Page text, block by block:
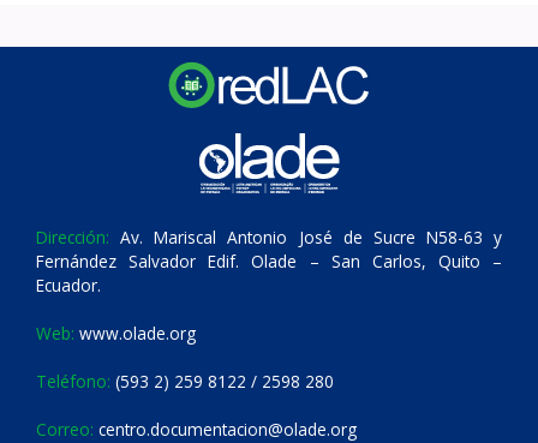
Dirección: Av. Mariscal Antonio José de Sucre N58-63 y
Fernández Salvador Edif. Olade – San Carlos, Quito –
Ecuador.
Web: www.olade.org
Teléfono: (593 2) 259 8122 / 2598 280
Correo: centro.documentacion@olade.org